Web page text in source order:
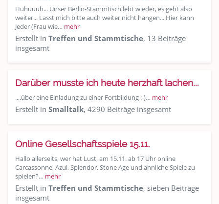
Huhuuuh... Unser Berlin-Stammtisch lebt wieder, es geht also
weiter... Lasst mich bitte auch weiter nicht hängen... Hier kann
Jeder (Frau wie… mehr
Erstellt in Treffen und Stammtische, 13 Beiträge
insgesamt
Darüber musste ich heute herzhaft lachen...
....über eine Einladung zu einer Fortbildung :-)… mehr
Erstellt in Smalltalk, 4290 Beiträge insgesamt
Online Gesellschaftsspiele 15.11.
Hallo allerseits, wer hat Lust, am 15.11. ab 17 Uhr online
Carcassonne, Azul, Splendor, Stone Age und ähnliche Spiele zu
spielen?… mehr
Erstellt in Treffen und Stammtische, sieben Beiträge
insgesamt